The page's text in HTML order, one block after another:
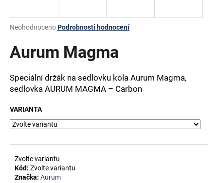
Průměrné
produktu
je
5
hvězdiček.
NeohodnocenoPodrobnosti hodnocení
Aurum Magma
Speciální držák na sedlovku kola Aurum Magma,
sedlovka AURUM MAGMA – Carbon
VARIANTA
Zvolte variantu
Kód: Zvolte variantu
Značka: Aurum
j
t
D
o
p